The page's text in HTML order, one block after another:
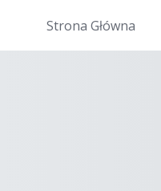
Strona Główna